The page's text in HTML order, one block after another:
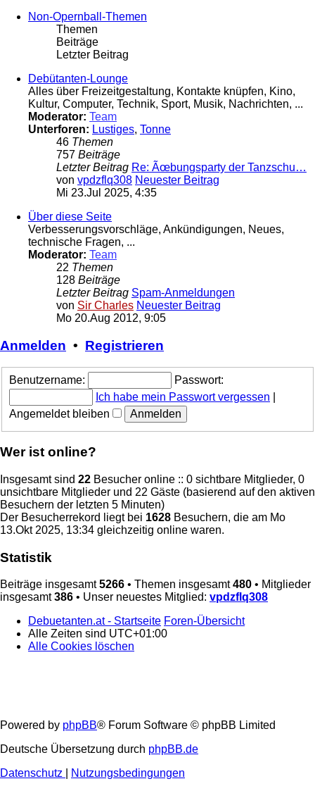
Non-Opernball-Themen
Themen
Beiträge
Letzter Beitrag
Debütanten-Lounge
Alles über Freizeitgestaltung, Kontakte knüpfen, Kino,
Kultur, Computer, Technik, Sport, Musik, Nachrichten, ...
Moderator: Team
Unterforen: Lustiges, Tonne
46 Themen
757 Beiträge
Letzter Beitrag Re: Ãœbungsparty der Tanzschu…
von vpdzflq308 Neuester Beitrag
Mi 23.Jul 2025, 4:35
Über diese Seite
Verbesserungsvorschläge, Ankündigungen, Neues,
technische Fragen, ...
Moderator: Team
22 Themen
128 Beiträge
Letzter Beitrag Spam-Anmeldungen
von Sir Charles Neuester Beitrag
Mo 20.Aug 2012, 9:05
Anmelden • Registrieren
Benutzername:
Passwort:
Ich habe mein Passwort vergessen
Angemeldet bleiben
Wer ist online?
Insgesamt sind 22 Besucher online :: 0 sichtbare Mitglieder, 0
unsichtbare Mitglieder und 22 Gäste (basierend auf den aktiven
Besuchern der letzten 5 Minuten)
Der Besucherrekord liegt bei 1628 Besuchern, die am Mo
13.Okt 2025, 13:34 gleichzeitig online waren.
Statistik
Beiträge insgesamt5266 • Themen insgesamt480 • Mitglieder
insgesamt386 • Unser neuestes Mitglied: vpdzflq308
Debuetanten.at - Startseite Foren-Übersicht
Alle Zeiten sind UTC+01:00
Alle Cookies löschen
Powered by phpBB® Forum Software © phpBB Limited
Deutsche Übersetzung durch phpBB.de
Datenschutz
Nutzungsbedingungen